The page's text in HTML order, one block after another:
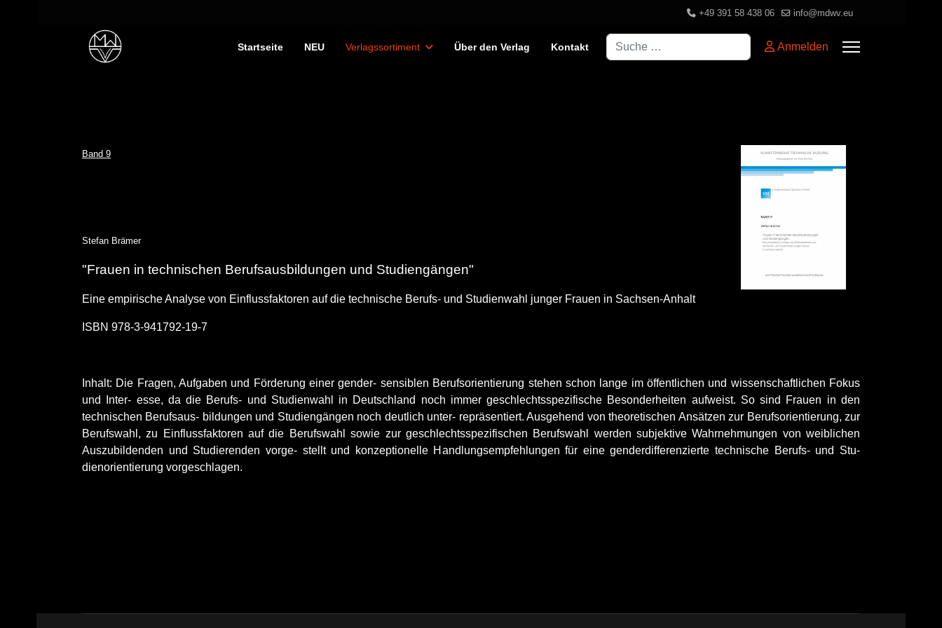
+49 391 58 438 06 info@mdwv.eu
Startseite NEU Verlagssortiment Über den Verlag Kontakt Suchen Anmelden
Band 9
Stefan Brämer
"Frauen in technischen Berufsausbildungen und Studiengängen"
Eine empirische Analyse von Einflussfaktoren auf die technische Berufs- und Studienwahl junger Frauen in Sachsen-Anhalt
ISBN 978-3-941792-19-7
Inhalt: Die Fragen, Aufgaben und Förderung einer gender- sensiblen Berufsorientierung stehen schon lange im öffentlichen und wissenschaftlichen Fokus
und Inter- esse, da die Berufs- und Studienwahl in Deutschland noch immer geschlechtsspezifische Besonderheiten aufweist. So sind Frauen in den
technischen Berufsaus- bildungen und Studiengängen noch deutlich unter- repräsentiert. Ausgehend von theoretischen Ansätzen zur Berufsorientierung, zur
Berufswahl, zu Einflussfaktoren auf die Berufswahl sowie zur geschlechtsspezifischen Berufswahl werden subjektive Wahrnehmungen von weiblichen
Auszubildenden und Studierenden vorge- stellt und konzeptionelle Handlungsempfehlungen für eine genderdifferenzierte technische Berufs- und Stu-
dienorientierung vorgeschlagen.